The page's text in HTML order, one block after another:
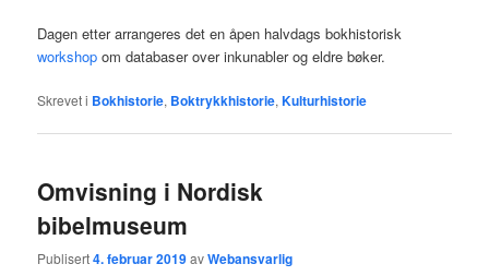
Dagen etter arrangeres det en åpen halvdags bokhistorisk
workshop om databaser over inkunabler og eldre bøker.
Skrevet i Bokhistorie, Boktrykkhistorie,Kulturhistorie
Omvisning i Nordisk
bibelmuseum
Publisert4. februar 2019avWebansvarlig